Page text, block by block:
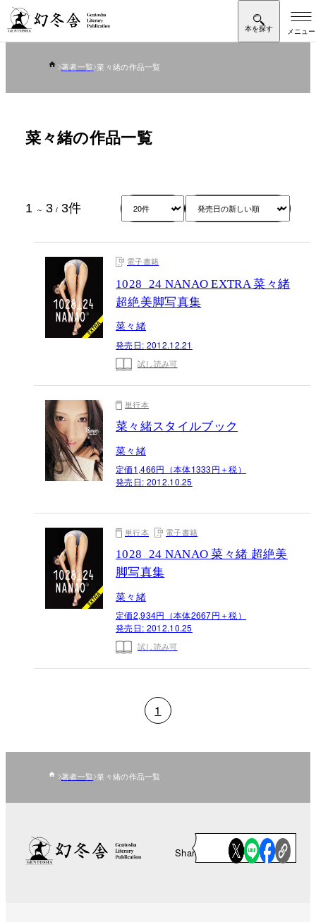
著者一覧 菜々緒の作品一覧
菜々緒の作品一覧
1 ～ 3 / 3件
電子書籍
1028_24 NANAO EXTRA 菜々緒
超絶美脚写真集
菜々緒
発売日: 2012.12.21
試し読み可
単行本
菜々緒スタイルブック
菜々緒
定価1,466円（本体1333円＋税）
発売日: 2012.10.25
単行本 電子書籍
1028_24 NANAO 菜々緒 超絶美
脚写真集
菜々緒
定価2,934円（本体2667円＋税）
発売日: 2012.10.25
試し読み可
1
著者一覧 菜々緒の作品一覧
Share